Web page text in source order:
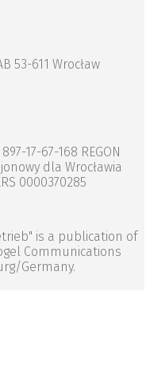
53-611 Wrocław
17-67-168 REGON
dla Wrocławia
0000370285
is a publication of
Communications
Germany.